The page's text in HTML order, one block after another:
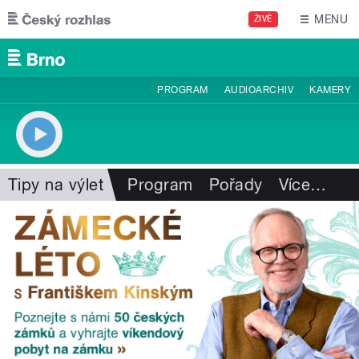
Přejít k hlavnímu obsahu
ŽIVĚ MENU
PROGRAM AUDIOARCHIV KAMERY
Tipy na výlet Program Pořady Více…